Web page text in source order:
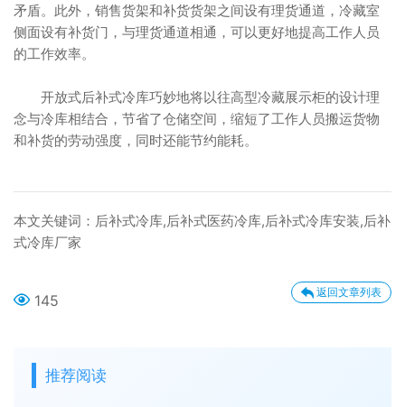
矛盾。此外，销售货架和补货货架之间设有理货通道，冷藏室
侧面设有补货门，与理货通道相通，可以更好地提高工作人员
的工作效率。
开放式后补式冷库巧妙地将以往高型冷藏展示柜的设计理
念与冷库相结合，节省了仓储空间，缩短了工作人员搬运货物
和补货的劳动强度，同时还能节约能耗。
本文关键词：后补式冷库,后补式医药冷库,后补式冷库安装,后补
式冷库厂家
145 返回文章列表
推荐阅读